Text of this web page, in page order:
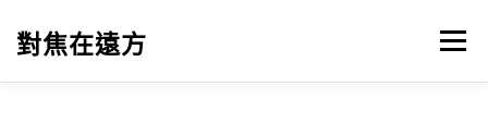
對焦在遠方 選單